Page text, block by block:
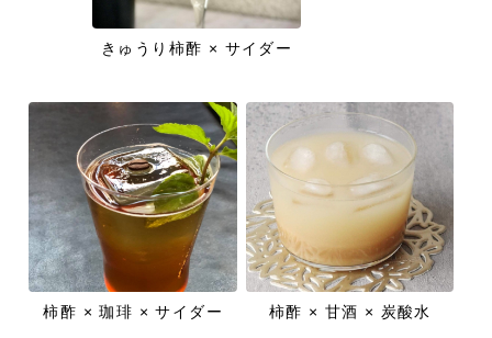
きゅうり柿酢 × サイダー
柿酢 × 珈琲 × サイダー 柿酢 × 甘酒 × 炭酸水